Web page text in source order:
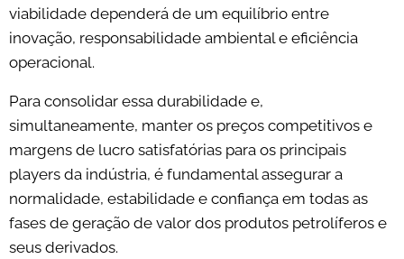
viabilidade dependerá de um equilíbrio entre
inovação, responsabilidade ambiental e eficiência
operacional.
Para consolidar essa durabilidade e,
simultaneamente, manter os preços competitivos e
margens de lucro satisfatórias para os principais
players da indústria, é fundamental assegurar a
normalidade, estabilidade e confiança em todas as
fases de geração de valor dos produtos petrolíferos e
seus derivados.